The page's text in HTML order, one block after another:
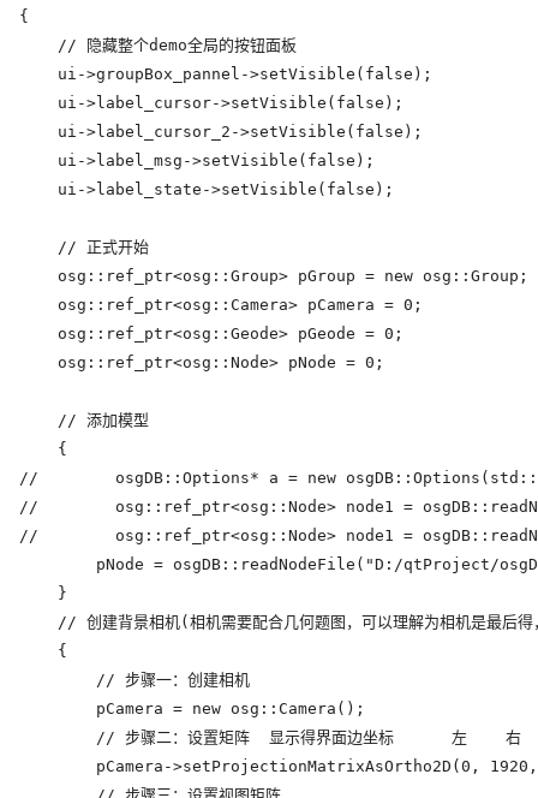
{
    // 隐藏整个demo全局的按钮面板
    ui->groupBox_pannel->setVisible(false);
    ui->label_cursor->setVisible(false);
    ui->label_cursor_2->setVisible(false);
    ui->label_msg->setVisible(false);
    ui->label_state->setVisible(false);
    // 正式开始
    osg::ref_ptr<osg::Group> pGroup = new osg::Group;
    osg::ref_ptr<osg::Camera> pCamera = 0;
    osg::ref_ptr<osg::Geode> pGeode = 0;
    osg::ref_ptr<osg::Node> pNode = 0;
    // 添加模型
    {
//        osgDB::Options* a = new
//        osg::ref_ptr<osg::Node> node1 =
//        osg::ref_ptr<osg::Node> node1 =
pNode = osgDB::readNodeFile("D:/qtProject/
    }
// 创建背景相机(相机需要配合几何题图，可以理解为相机是最后
    {
        // 步骤一：创建相机
        pCamera = new osg::Camera();
// 步骤二：设置矩阵  显示得界面边坐标      左    右
pCamera->setProjectionMatrixAsOrtho2D(0,